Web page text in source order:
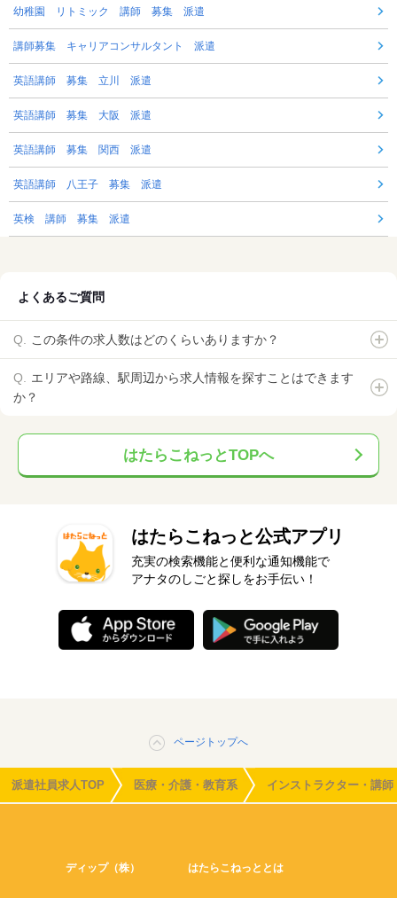
幼稚園 リトミック 講師 募集 派遣
講師募集 キャリアコンサルタント 派遣
英語講師 募集 立川 派遣
英語講師 募集 大阪 派遣
英語講師 募集 関西 派遣
英語講師 八王子 募集 派遣
英検 講師 募集 派遣
よくあるご質問
この条件の求人数はどのくらいありますか？
エリアや路線、駅周辺から求人情報を探すことはできます
か？
はたらこねっとTOPへ
はたらこねっと公式アプリ
充実の検索機能と便利な通知機能で
アナタのしごと探しをお手伝い！
ページトップへ
派遣社員求人TOP 医療・介護・教育系 インストラクター・講師
ディップ（株） はたらこねっととは